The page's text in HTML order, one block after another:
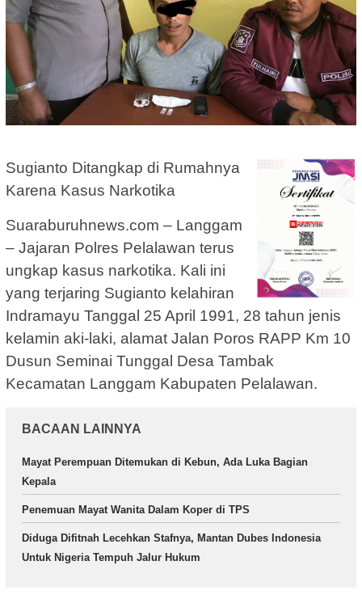
Sugianto Ditangkap di Rumahnya
Karena Kasus Narkotika
Suaraburuhnews.com – Langgam
– Jajaran Polres Pelalawan terus
ungkap kasus narkotika. Kali ini
yang terjaring Sugianto kelahiran
Indramayu Tanggal 25 April 1991, 28 tahun jenis
kelamin aki-laki, alamat Jalan Poros RAPP Km 10
Dusun Seminai Tunggal Desa Tambak
Kecamatan Langgam Kabupaten Pelalawan.
BACAAN LAINNYA
Mayat Perempuan Ditemukan di Kebun, Ada Luka Bagian
Kepala
Penemuan Mayat Wanita Dalam Koper di TPS
Diduga Difitnah Lecehkan Stafnya, Mantan Dubes Indonesia
Untuk Nigeria Tempuh Jalur Hukum